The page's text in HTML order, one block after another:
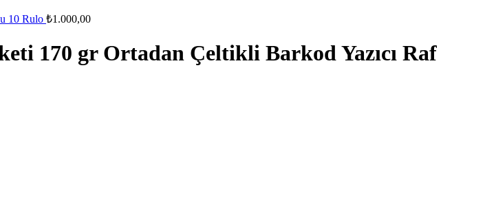
10 Rulo ₺1.000,00
170 gr Ortadan Çeltikli Barkod Yazıcı Raf